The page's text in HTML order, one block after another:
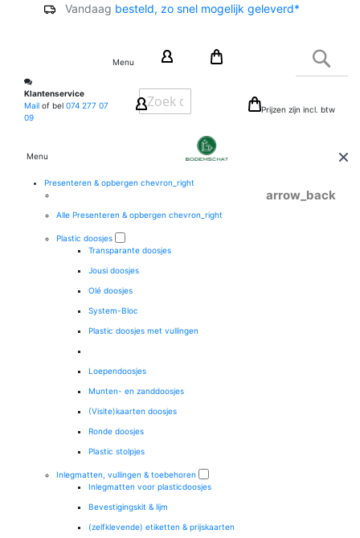
Vandaag besteld, zo snel mogelijk geleverd*
Menu
Klantenservice
Mail of bel 074 277 07
09
Prijzen zijn incl. btw
Menu
Presenteren & opbergen chevron_right
arrow_back
Alle Presenteren & opbergen chevron_right
Plastic doosjes
Transparante doosjes
Jousi doosjes
Olé doosjes
System-Bloc
Plastic doosjes met vullingen
Loependoosjes
Munten- en zanddoosjes
(Visite)kaarten doosjes
Ronde doosjes
Plastic stolpjes
Inlegmatten, vullingen & toebehoren
Inlegmatten voor plasticdoosjes
Bevestigingskit & lijm
(zelfklevende) etiketten & prijskaarten